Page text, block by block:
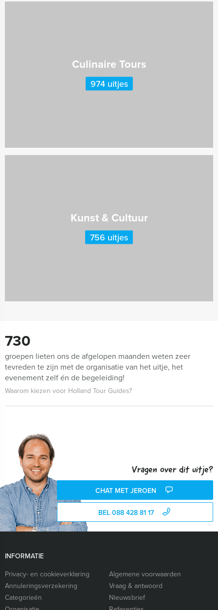
Culinaire Tours
974 uitjes
Kunst & Cultuur
756 uitjes
730
groepen lieten ons de afgelopen maanden weten zeer
tevreden te zijn met de organisatie van het uitje, het
evenement zelf én de begeleiding!
Waarom kiezen voor Holland Tour Guides?
Vragen over dit uitje?
CHAT MET JEROEN
BEL 088 428 81 17
INFORMATIE
Privacy- en cookieverklaring
Algemene voorwaarden
Annuleringsverzekering
Vraag & antwoord
Categorieën
Nieuwsbrief